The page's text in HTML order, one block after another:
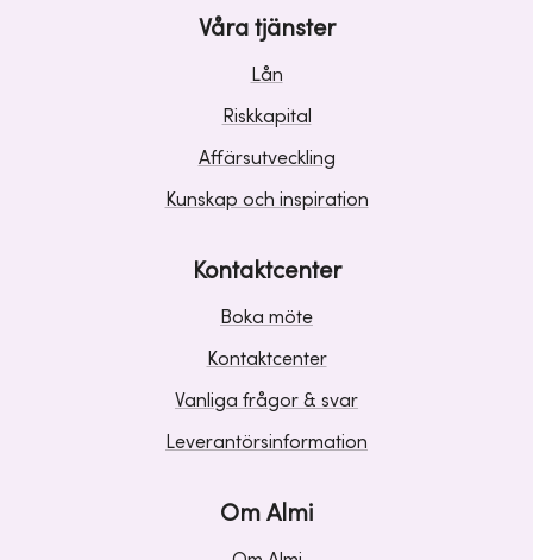
Våra tjänster
Lån
Riskkapital
Affärsutveckling
Kunskap och inspiration
Kontaktcenter
Boka möte
Kontaktcenter
Vanliga frågor & svar
Leverantörsinformation
Om Almi